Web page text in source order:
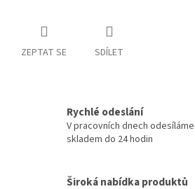
ZEPTAT SE SDÍLET
Rychlé odeslání
V pracovních dnech
skladem do 24 hodin
Široká nabídka produktů